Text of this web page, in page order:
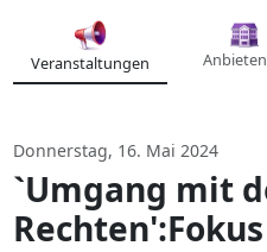
Veranstaltungen
Donnerstag, 16. Mai 2024
`Umgang mit